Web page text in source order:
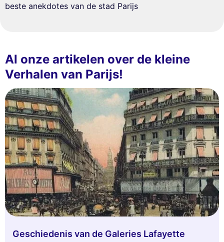
beste anekdotes van de stad Parijs
Al onze artikelen over de kleine
Verhalen van Parijs!
Geschiedenis van de Galeries Lafayette